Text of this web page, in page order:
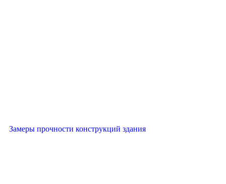
Замеры прочности конструкций здания